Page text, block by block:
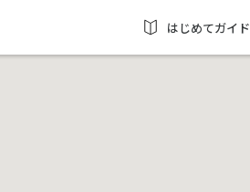
はじめてガイド